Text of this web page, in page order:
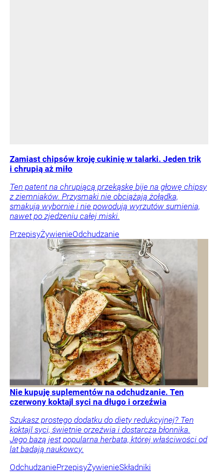
Zamiast chipsów kroję cukinię w talarki. Jeden trik
i chrupią aż miło
Ten patent na chrupiącą przekąskę bije na głowę chipsy
z ziemniaków. Przysmaki nie obciążają żołądka,
smakują wybornie i nie powodują wyrzutów sumienia,
nawet po zjedzeniu całej miski.
PrzepisyŻywienieOdchudzanie
Nie kupuję suplementów na odchudzanie. Ten
czerwony koktajl syci na długo i orzeźwia
Szukasz prostego dodatku do diety redukcyjnej? Ten
koktajl syci, świetnie orzeźwia i dostarcza błonnika.
Jego bazą jest popularna herbata, której właściwości od
lat badają naukowcy.
OdchudzaniePrzepisyŻywienieSkładniki